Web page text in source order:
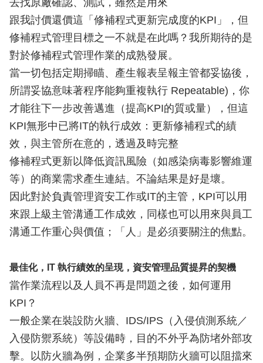
去找原廠確認、測試，雖然是用來
跟我討價還價這「修補程式更新完成度的KPI」，但
修補程式管理目標之一不就是在此嗎？我所期待的是
對於修補程式管理作業的成熟發展。
當一切包括定期掃瞄、產生報表呈報主管都妥協後，
所謂妥協意味著程序能夠重複執行 Repeatable)，你
才能往下一步改善邁進（提高KPI的質或量），但這
KPI無形中已將IT的執行成效：更新修補程式的績
效，與主管所在意的，透過及時完整
修補程式更新以降低資訊風險（如感染病毒影響維運
等）的商業需求產生連結。不論結果是好是壞。
因此對於負責管理資安工作或IT的主管，KPI可以用
來跟上級主管溝通工作成效，同樣也可以用來與員工
溝通工作重心與價值；「人」是必須要關注的焦點。
最佳化，IT 執行績效的呈現，資安管理品質提昇的契機
當作業流程以及人員不再是問題之後，如何運用
KPI？
一般企業在裝設防火牆、IDS/IPS（入侵偵測系統／
入侵防禦系統）等設備時，目的不外乎為防堵外部攻
擊。以防火牆為例，企業多半預期防火牆可以阻擋來